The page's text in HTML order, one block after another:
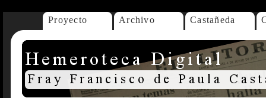
Proyecto Archivo Castañeda